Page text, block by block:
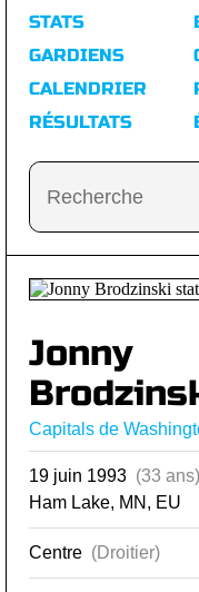
STATS
GARDIENS
CALENDRIER
RÉSULTATS
Jonny
Capitals de
19 juin 1993 (33 ans)
Ham Lake, MN, EU
Centre (Droitier)